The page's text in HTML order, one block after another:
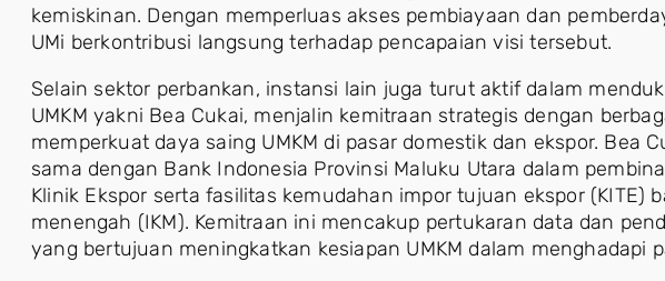
kemiskinan. Dengan memperluas akses pembiayaan dan
UMi berkontribusi langsung terhadap pencapaian visi tersebut.
Selain sektor perbankan, instansi lain juga turut aktif dalam
UMKM yakni Bea Cukai, menjalin kemitraan strategis dengan
memperkuat daya saing UMKM di pasar domestik dan ekspor. Bea
sama dengan Bank Indonesia Provinsi Maluku Utara dalam
Klinik Ekspor serta fasilitas kemudahan impor tujuan ekspor (KITE)
menengah (IKM). Kemitraan ini mencakup pertukaran data dan
yang bertujuan meningkatkan kesiapan UMKM dalam menghadapi